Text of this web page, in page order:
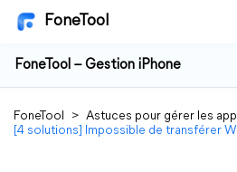
FoneTool
FoneTool – Gestion iPhone
FoneTool > Astuces pour gérer les
[4 solutions] Impossible de transférer